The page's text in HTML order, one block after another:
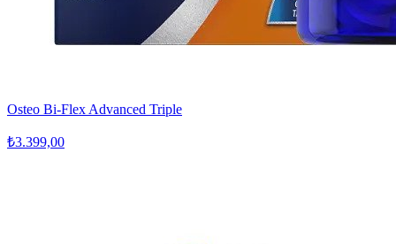
Osteo Bi-Flex Advanced Triple
₺3.399,00